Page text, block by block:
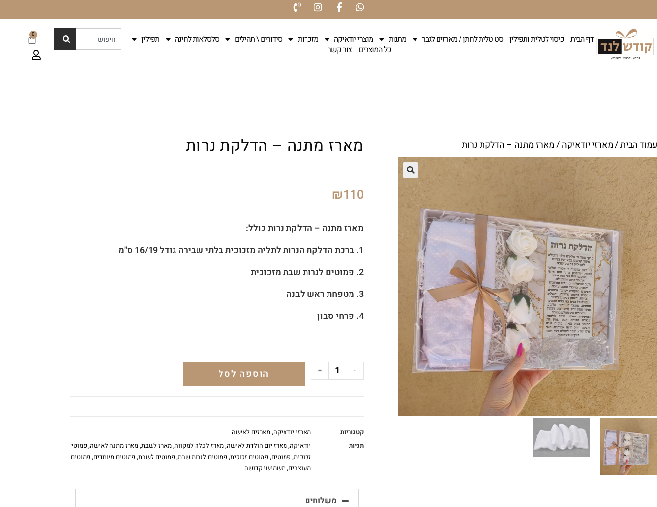
דף הבית כיסוי לטלית ותפילין סט טלית לחתן / מארזים לגבר מתנות מוצרי יודאיקה מזכרות סידורים \ תהילים סלסלאות לחינה
תפילין
כל המוצרים צור קשר
0
עמוד הבית/מארזי יודאיקה/ מארז מתנה – הדלקת נרות מארז מתנה – הדלקת נרות
₪110
מארז מתנה – הדלקת נרות כולל:
1. ברכת הדלקת הנרות
לתליה מזכוכית בלתי שבירה גודל 16/19 ס"מ
2. פמוטים לנרות שבת מזכוכית
3. מטפחת ראש לבנה
4. פרחי סבון
-
+ הוספה לסל
קטגוריות מארזי יודאיקה,מארזים לאישה
תגיות
יודאיקה,מארז יום הולדת לאישה,מארז לכלה למקווה,מארז לשבת,מארז מתנה לאישה, פמוטי
זכוכית, פמוטים, פמוטים זכוכית, פמוטים לנרות שבת, פמוטים לשבת, פמוטים מיוחדים, פמוטים
מעוצבים,תשמישי קדושה
משלוחים